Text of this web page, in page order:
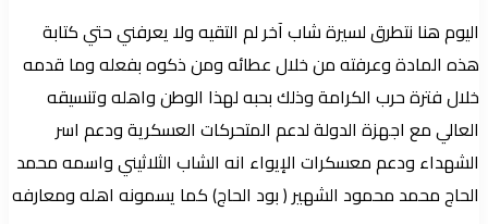
اليوم هنا نتطرق لسيرة شاب آخر لم التقيه ولا يعرفني حتي كتابة
هذه المادة وعرفته من خلال عطائه ومن ذكوه بفعله وما قدمه
خلال فترة حرب الكرامة وذلك بحبه لهذا الوطن واهله وتنسيقه
العالي مع اجهزة الدولة لدعم المتحركات العسكرية ودعم اسر
الشهداء ودعم معسكرات الإيواء انه الشاب الثلاثيني واسمه محمد
الحاج محمد محمود الشهير ( بود الحاج) كما يسمونه اهله ومعارفه